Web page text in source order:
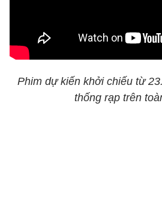
Phim dự kiến khởi chiếu từ
thống rạp trên